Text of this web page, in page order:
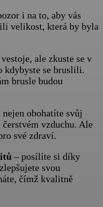
i na to, aby vás
velikost, která by byla
ale zkuste se v
kdybyste se bruslili.
brusle budou
obohatíte svůj
vzduchu. Ale
své zdraví.
– posílíte si díky
svou
čímž kvalitně